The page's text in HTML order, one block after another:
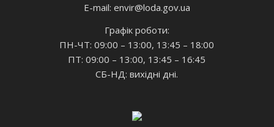
E-mail: envir@loda.gov.ua
Графік роботи:
ПН-ЧТ: 09:00 – 13:00, 13:45 – 18:00
ПТ: 09:00 – 13:00, 13:45 – 16:45
СБ-НД: вихідні дні.